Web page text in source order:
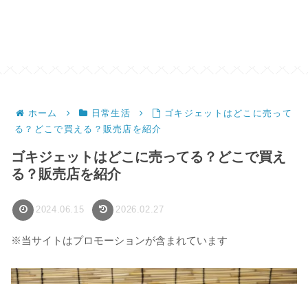
ホーム 日常生活
ゴキジェットはどこに売って
る？どこで買える？販売店を紹介
ゴキジェットはどこに売ってる？どこで買え
る？販売店を紹介
2024.06.15 2026.02.27
※当サイトはプロモーションが含まれています